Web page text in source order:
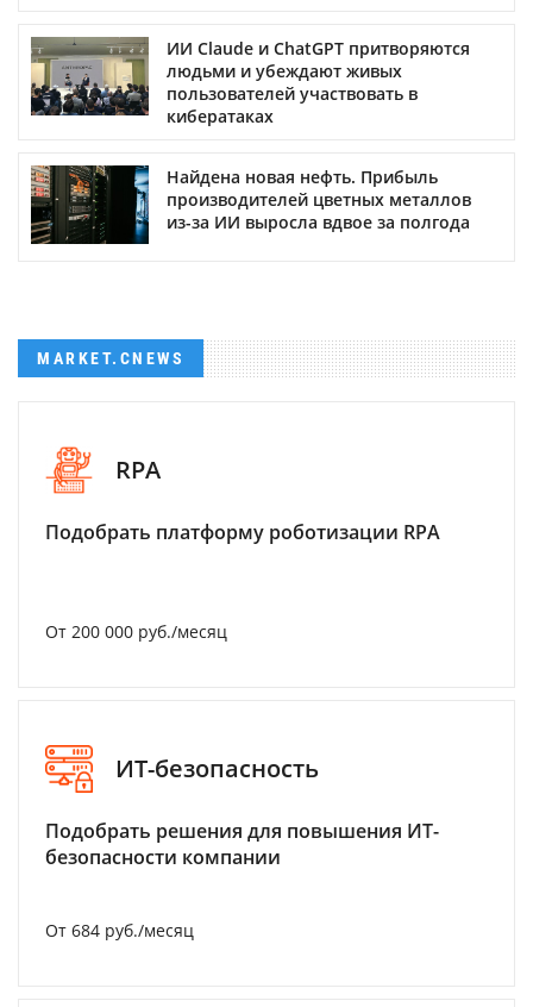
ИИ Claude и ChatGPT притворяются
людьми и убеждают живых
пользователей участвовать в
кибератаках
Найдена новая нефть. Прибыль
производителей цветных металлов
из-за ИИ выросла вдвое за полгода
MARKET.CNEWS
RPA
Подобрать платформу роботизации RPA
От 200 000 руб./месяц
ИТ-безопасность
Подобрать решения для повышения ИТ-
безопасности компании
От 684 руб./месяц